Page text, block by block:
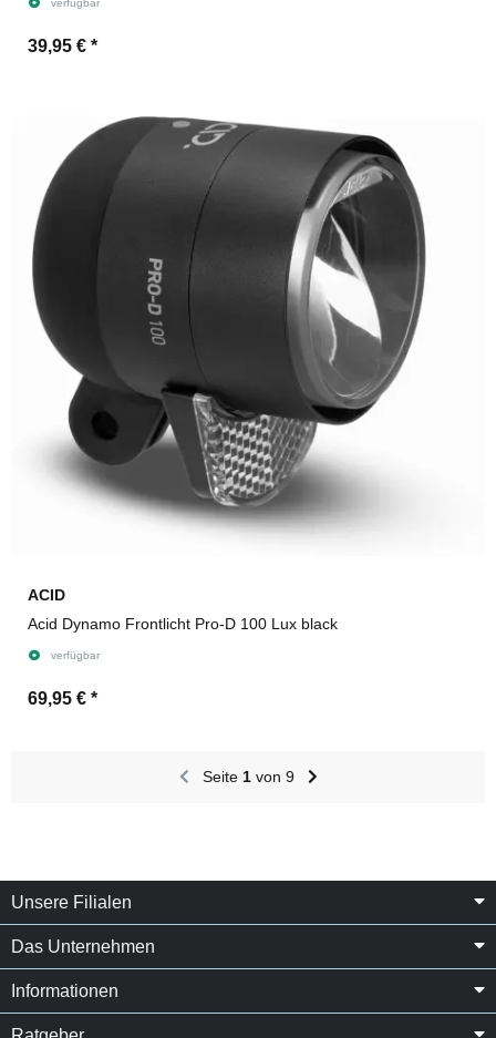
39,95 € *
ACID
Acid Dynamo Frontlicht Pro-D 100 Lux black
verfügbar
69,95 € *
Seite 1von 9
Unsere Filialen
Das Unternehmen
Informationen